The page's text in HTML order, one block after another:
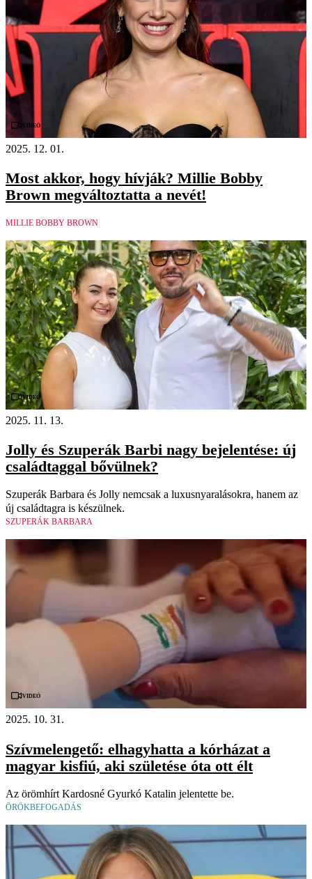
Videó
2025. 12. 01.
Most akkor, hogy hívják? Millie Bobby
Brown megváltoztatta a nevét!
MILLIE BOBBY BROWN
Videó
2025. 11. 13.
Jolly és Szuperák Barbi nagy bejelentése: új
családtaggal bővülnek?
Szuperák Barbara és Jolly nemcsak a luxusnyaralásokra, hanem az
új családtagra is készülnek.
SZUPERÁK BARBARA
Videó
2025. 10. 31.
Szívmelengető: elhagyhatta a kórházat a
magyar kisfiú, aki születése óta ott élt
Az örömhírt Kardosné Gyurkó Katalin jelentette be.
ÖRÖKBEFOGADÁS